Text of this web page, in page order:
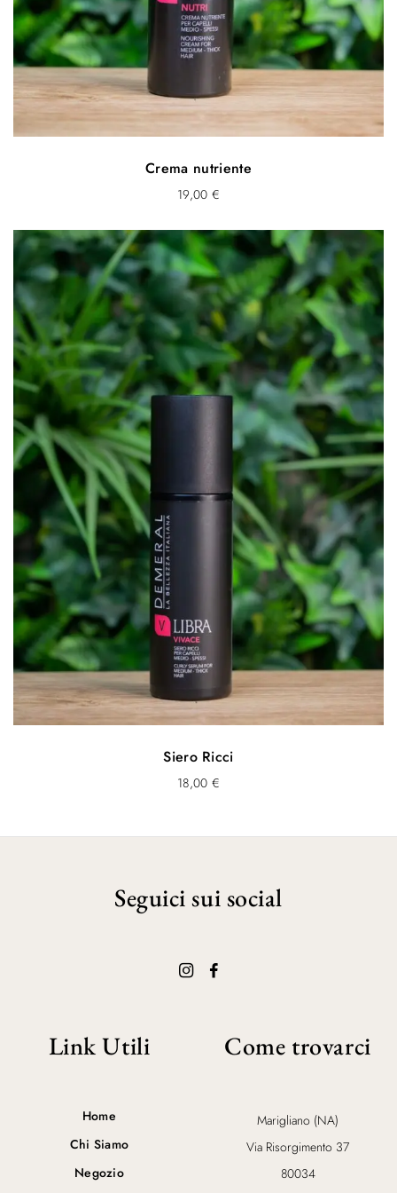
Crema nutriente
19,00 €
Siero Ricci
18,00 €
Link Utili
Home
Chi Siamo
Negozio
Come trovarci
Marigliano (NA)
Via Risorgimento 37
80034
Seguici sui social